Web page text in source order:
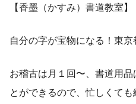
【香墨（かすみ）書道教室】
自分の字が宝物になる！東京
お稽古は月１回〜、書道用
とができるので、忙しくて